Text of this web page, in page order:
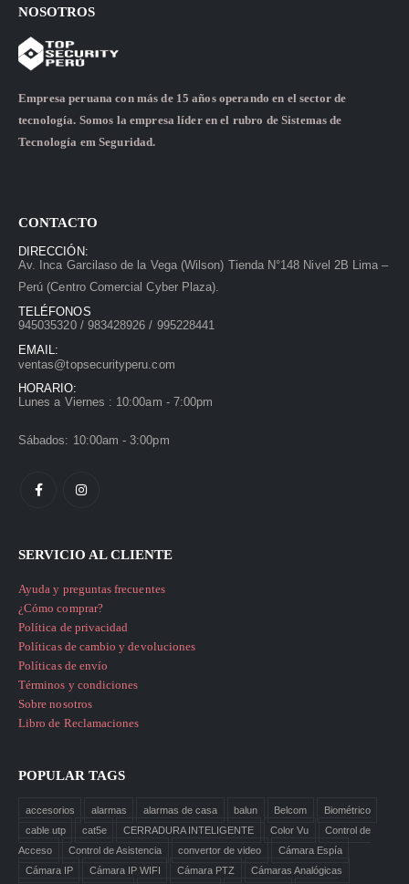
NOSOTROS
Empresa peruana con más de 15 años operando en el sector de
tecnología. Somos la empresa líder en el rubro de Sistemas de
Tecnología em Seguridad.
CONTACTO
DIRECCIÓN:
Av. Inca Garcilaso de la Vega (Wilson) Tienda N°148 Nivel 2B Lima –
Perú (Centro Comercial Cyber Plaza).
TELÉFONOS
945035320 / 983428926 / 995228441
EMAIL:
ventas@topsecurityperu.com
HORARIO:
Lunes a Viernes : 10:00am - 7:00pm
Sábados: 10:00am - 3:00pm
SERVICIO AL CLIENTE
Ayuda y preguntas frecuentes
¿Cómo comprar?
Política de privacidad
Políticas de cambio y devoluciones
Políticas de envío
Términos y condiciones
Sobre nosotros
Libro de Reclamaciones
POPULAR TAGS
accesorios alarmas alarmas de casa balun Belcom
Biométrico
cable utp
cat5e CERRADURA INTELIGENTE Color Vu
Control de
Acceso
Control de Asistencia convertor de video
Cámara Espía
Cámara IP
Cámara IP WIFI Cámara PTZ Cámaras Analógicas